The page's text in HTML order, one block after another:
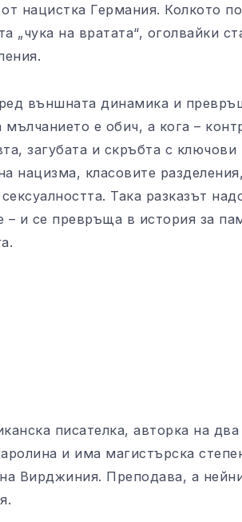
нацистка Германия. Колкото
„чука на вратата“, оголвайки
външната динамика и
е обич, а кога –
загубата и скръбта с ключови
нацизма, класовите разделения,
Така разказът
– и се превръща в история за
писателка, авторка на два
и има магистърска
Вирджиния. Преподава, а